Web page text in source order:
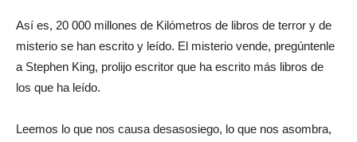
Así es, 20 000 millones de Kilómetros de libros de terror y de
misterio se han escrito y leído. El misterio vende, pregúntenle
a Stephen King, prolijo escritor que ha escrito más libros de
los que ha leído.
Leemos lo que nos causa desasosiego, lo que nos asombra,